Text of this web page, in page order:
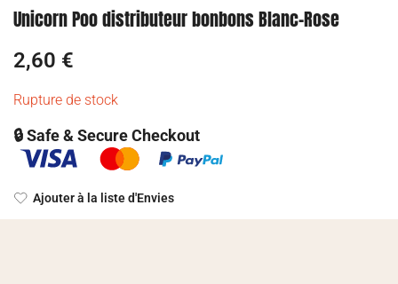
Unicorn Poo distributeur bonbons Blanc-Rose
2,60 €
Rupture de stock
🔒 Safe & Secure Checkout
Ajouter à la liste d'Envies